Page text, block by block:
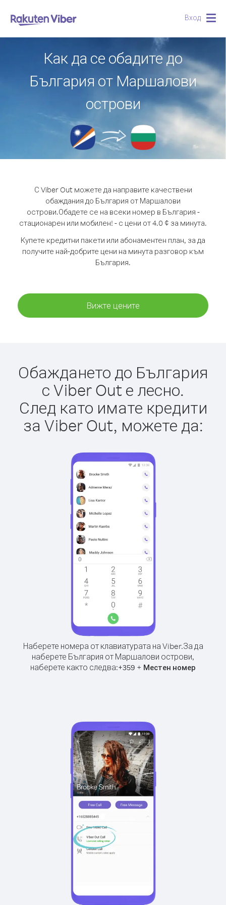
Вход
Как да се обадите до
България от Маршалови
острови
С Viber Out можете да направите качествени
обаждания до България от Маршалови
острови.Обадете се на всеки номер в България -
стационарен или мобилен! - с цени от 4.0 ¢ за минута.
Купете кредитни пакети или абонаментен план, за да
получите най-добрите цени на минута разговор към
България.
Вижте цените
Обаждането до България
с Viber Out е лесно.
След като имате кредити
за Viber Out, можете да:
Наберете номера от клавиатурата на Viber.За да
наберете България от Маршалови острови,
наберете както следва:+359 + Местен номер